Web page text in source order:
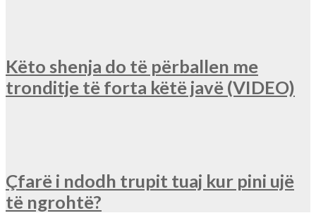
Këto shenja do të përballen me
tronditje të forta këtë javë (VIDEO)
Çfarë i ndodh trupit tuaj kur pini ujë
të ngrohtë?